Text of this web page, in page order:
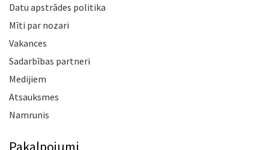
Datu apstrādes politika
Mīti par nozari
Vakances
Sadarbības partneri
Medijiem
Atsauksmes
Namrunis
Pakalpojumi